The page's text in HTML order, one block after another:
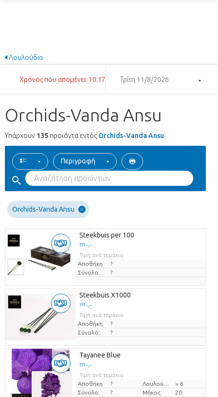
Λουλούδια
Χρόνος που απομένει: 10:17:56 Τρίτη 11/8/2026
Orchids-Vanda Ansu
Υπάρχουν 135 προϊόντα εντός Orchids-Vanda Ansu
Περιγραφή
Orchids-Vanda Ansu
Steekbuis per 100
??? -,--
Τιμή ανά τεμάχιο
Αποθήκη
?
Σύνολο:
?
Steekbuis X1000
??? -,--
Τιμή ανά τεμάχιο
Αποθήκη
?
Σύνολο:
?
Tayanee Blue
??? -,--
Τιμή ανά τεμάχιο
Αποθήκη
?
> 6
Σύνολο:
? Μήκος 20